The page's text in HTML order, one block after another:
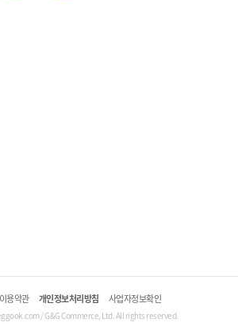
이용약관 개인정보처리방침 사업자정보확인
/ G&G Commerce, Ltd. All rights reserved.